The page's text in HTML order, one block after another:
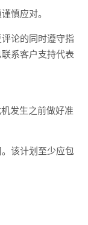
慎应对。
论的同时遵守指
系客户支持代表
发生之前做好准
该计划至少应包